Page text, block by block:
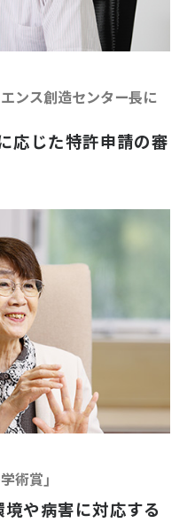
ンス創造センター長に
応じた特許申請の審
術賞」
や病害に対応する